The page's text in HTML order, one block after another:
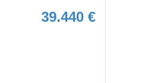
39.440 €